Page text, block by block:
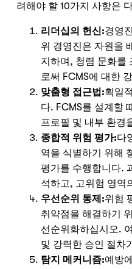
려해야 할 10가지 사항은
리더십의 헌신:경영
위 경영진은 자원을
지하며, 청렴 문화를
로써 FCMS에 대한
맞춤형 접근법:획일
다. FCMS를 설계할
프로필 및 내부 환경
종합적 위험 평가:다
역을 식별하기 위해
평가를 수행합니다.
석하고, 고위험 영역
우선순위 통제:위험
취약점을 해결하기
선순위화하십시오.
및 강력한 승인 절차
탐지 메커니즘:예방